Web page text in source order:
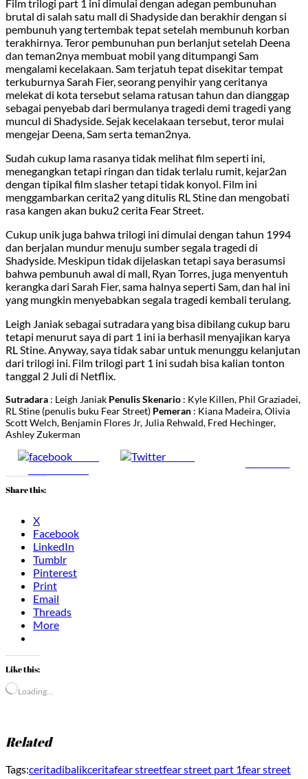
Film trilogi part 1 ini dimulai dengan adegan pembunuhan
brutal di salah satu mall di Shadyside dan berakhir dengan si
pembunuh yang tertembak tepat setelah membunuh korban
terakhirnya. Teror pembunuhan pun berlanjut setelah Deena
dan teman2nya membuat mobil yang ditumpangi Sam
mengalami kecelakaan. Sam terjatuh tepat disekitar tempat
terkuburnya Sarah Fier, seorang penyihir yang ceritanya
melekat di kota tersebut selama ratusan tahun dan dianggap
sebagai penyebab dari bermulanya tragedi demi tragedi yang
muncul di Shadyside. Sejak kecelakaan tersebut, teror mulai
mengejar Deena, Sam serta teman2nya.
Sudah cukup lama rasanya tidak melihat film seperti ini,
menegangkan tetapi ringan dan tidak terlalu rumit, kejar2an
dengan tipikal film slasher tetapi tidak konyol. Film ini
menggambarkan cerita2 yang ditulis RL Stine dan mengobati
rasa kangen akan buku2 cerita Fear Street.
Cukup unik juga bahwa trilogi ini dimulai dengan tahun 1994
dan berjalan mundur menuju sumber segala tragedi di
Shadyside. Meskipun tidak dijelaskan tetapi saya berasumsi
bahwa pembunuh awal di mall, Ryan Torres, juga menyentuh
kerangka dari Sarah Fier, sama halnya seperti Sam, dan hal ini
yang mungkin menyebabkan segala tragedi kembali terulang.
Leigh Janiak sebagai sutradara yang bisa dibilang cukup baru
tetapi menurut saya di part 1 ini ia berhasil menyajikan karya
RL Stine. Anyway, saya tidak sabar untuk menunggu kelanjutan
dari trilogi ini. Film trilogi part 1 ini sudah bisa kalian tonton
tanggal 2 Juli di Netflix.
Sutradara : Leigh Janiak Penulis Skenario : Kyle Killen, Phil Graziadei,
RL Stine (penulis buku Fear Street) Pemeran : Kiana Madeira, Olivia
Scott Welch, Benjamin Flores Jr, Julia Rehwald, Fred Hechinger,
Ashley Zukerman
Share this:
X
Facebook
LinkedIn
Tumblr
Pinterest
Print
Email
Threads
More
Like this:
Loading…
Related
Tags:ceritadibalikceritafear streetfear street part 1fear street